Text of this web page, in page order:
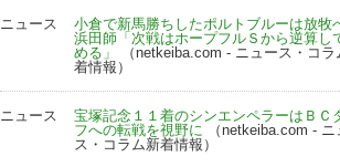
ニュース
小倉で新馬勝ちしたポルトブルーは放
浜田師「次戦はホープフルＳから逆算し
める」
（netkeiba.com - ニュース・コラ
着情報）
ニュース
宝塚記念１１着のシンエンペラーはＢＣ
フへの転戦を視野に
（netkeiba.com - ニ
ス・コラム新着情報）